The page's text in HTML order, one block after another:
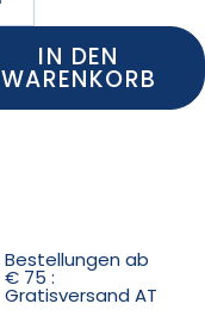
IN DEN
WARENKORB
Bestellungen ab
€ 75 :
Gratisversand AT